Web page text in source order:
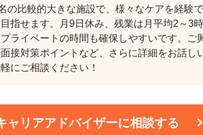
の比較的大きな施設で、様々なケアを経験
指せます。月9日休み、残業は月平均2～3
ライベートの時間も確保しやすいです。ご
接対策ポイントなど、さらに詳細をお話し
にご相談ください！
ャリアアドバイザーに相談する